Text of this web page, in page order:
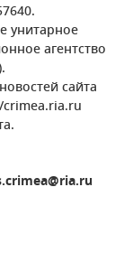
унитарное
агентство
сайта